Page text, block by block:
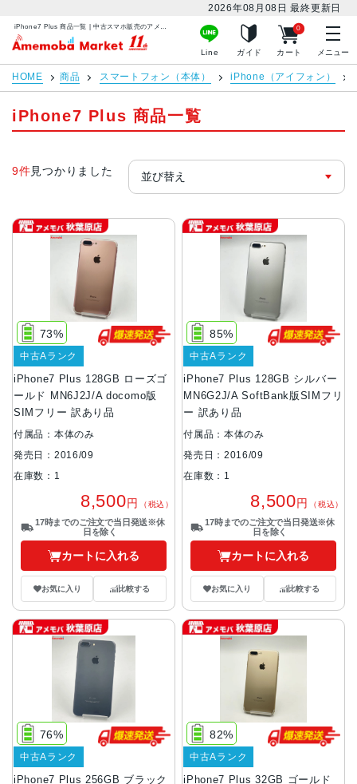
2026年08月08日 最終更新日
アメモバマーケット
Line ガイド カート
0
メニュー
HOME 商品 スマートフォン（本体） iPhone（アイフォン）
iPhone7 Plus 商品一覧
9件見つかりました
iPhone7 Plus 128GB ローズゴ
ールド MN6J2J/A docomo版
SIMフリー 訳あり品
73%
中古Aランク
付属品：本体のみ
発売日：2016/09
在庫数：1
8,500円 （税込）
17時までのご注文で当日発送※休
日を除く
カートに入れる
お気に入り 比較する
iPhone7 Plus 128GB シルバー
MN6G2J/A SoftBank版SIMフリ
ー 訳あり品
85%
中古Aランク
付属品：本体のみ
発売日：2016/09
在庫数：1
8,500円 （税込）
17時までのご注文で当日発送※休
日を除く
カートに入れる
お気に入り 比較する
iPhone7 Plus 256GB ブラック
76%
中古Aランク
iPhone7 Plus 32GB ゴールド
82%
中古Aランク